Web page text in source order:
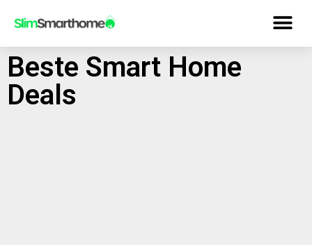
Beste Smart Home
Deals